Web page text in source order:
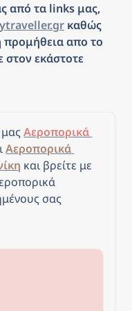
από τα links μας,
καθώς
προμήθεια απο το
εκάστοτε
μας Αεροπορικά
Αεροπορικά
και βρείτε με
σας